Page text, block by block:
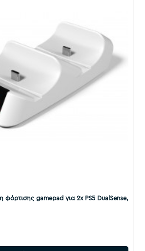
φόρτισης gamepad για 2x PS5 DualSense,